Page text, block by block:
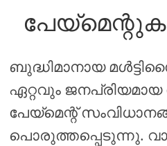
ബുദ്ധിമാനായ
ഏറ്റവും ജനപ്രിയമായ
പേയ്മെന്റ്
പൊരുത്തപ്പെടുന്നു.